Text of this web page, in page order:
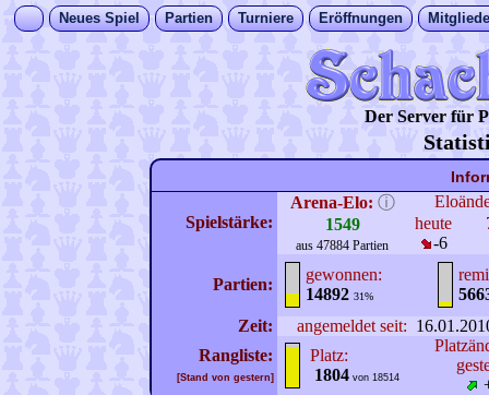
Neues Spiel Partien Turniere Eröffnungen
Der Server für
Spielstärke:
Arena-Elo: ⓘ
1549
aus 47884 Partien
heute
-6
Partien:
gewonnen:
14892 31%
Zeit:
angemeldet seit:
Rangliste:
[Stand von gestern]
Platz:
1804 von 18514